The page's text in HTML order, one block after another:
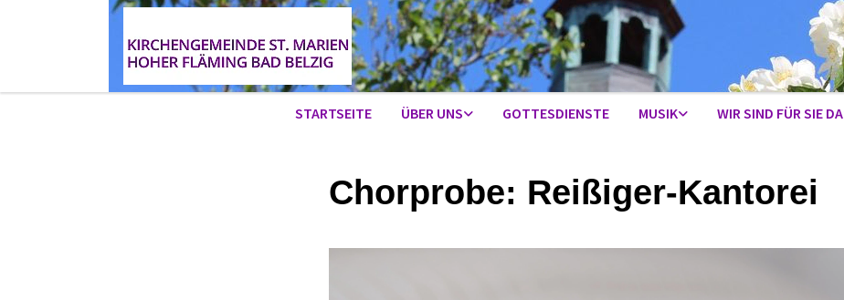
STARTSEITE ÜBER UNS GOTTESDIENSTE MUSIK WIR SIND FÜR SIE DA
Chorprobe: Reißiger-Kantorei